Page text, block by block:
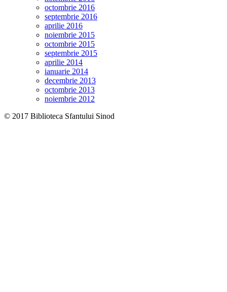
octombrie 2016
septembrie 2016
aprilie 2016
noiembrie 2015
octombrie 2015
septembrie 2015
aprilie 2014
ianuarie 2014
decembrie 2013
octombrie 2013
noiembrie 2012
© 2017 Biblioteca Sfantului Sinod